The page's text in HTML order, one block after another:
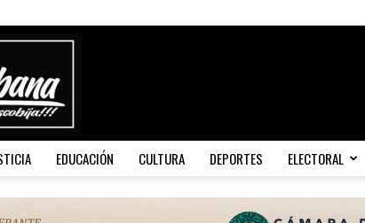
EDUCACIÓN CULTURA DEPORTES ELECTORAL